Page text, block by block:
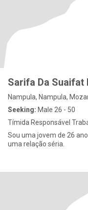
Sarifa Da Suaifat
Nampula, Nampula,
Seeking: Male 26 - 50
Tímida Responsável
Sou uma jovem de 26
uma relação séria.